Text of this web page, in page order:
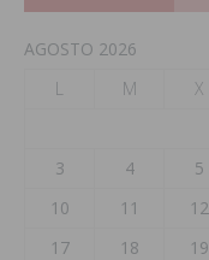
AGOSTO 2026
L
M X
3
4 5
10
11 12
17
18 19